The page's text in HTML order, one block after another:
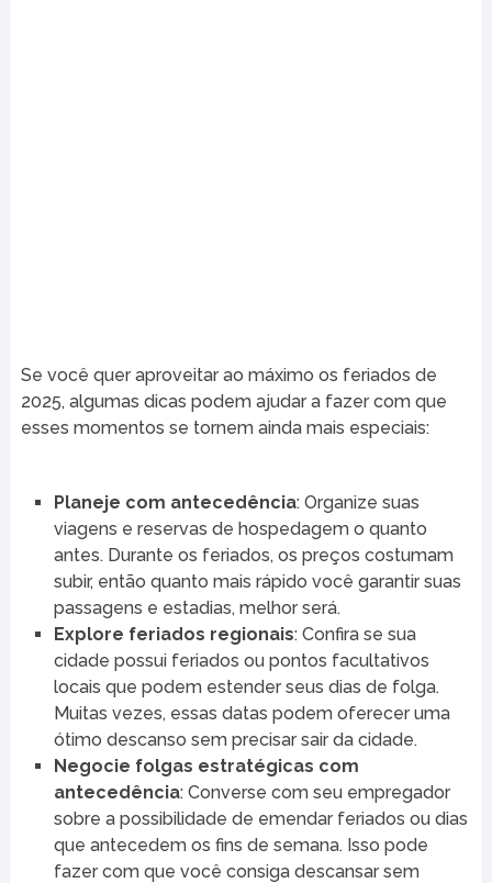
Se você quer aproveitar ao máximo os feriados de
2025, algumas dicas podem ajudar a fazer com que
esses momentos se tornem ainda mais especiais:
Planeje com antecedência: Organize suas
viagens e reservas de hospedagem o quanto
antes. Durante os feriados, os preços costumam
subir, então quanto mais rápido você garantir suas
passagens e estadias, melhor será.
Explore feriados regionais: Confira se sua
cidade possui feriados ou pontos facultativos
locais que podem estender seus dias de folga.
Muitas vezes, essas datas podem oferecer uma
ótimo descanso sem precisar sair da cidade.
Negocie folgas estratégicas com
antecedência: Converse com seu empregador
sobre a possibilidade de emendar feriados ou dias
que antecedem os fins de semana. Isso pode
fazer com que você consiga descansar sem